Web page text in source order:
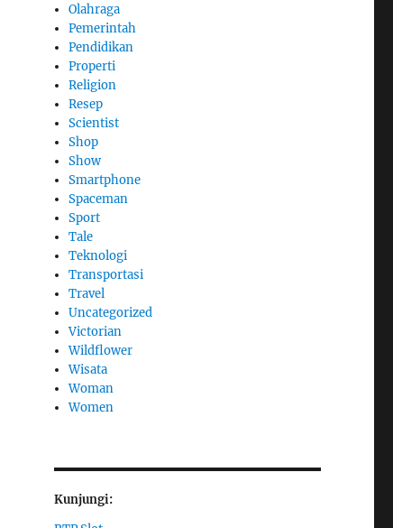
Olahraga
Pemerintah
Pendidikan
Properti
Religion
Resep
Scientist
Shop
Show
Smartphone
Spaceman
Sport
Tale
Teknologi
Transportasi
Travel
Uncategorized
Victorian
Wildflower
Wisata
Woman
Women
Kunjungi: